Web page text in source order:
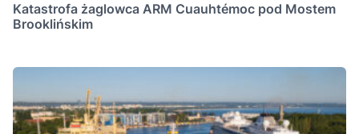
Katastrofa żaglowca ARM Cuauhtémoc pod Mostem
Brooklińskim